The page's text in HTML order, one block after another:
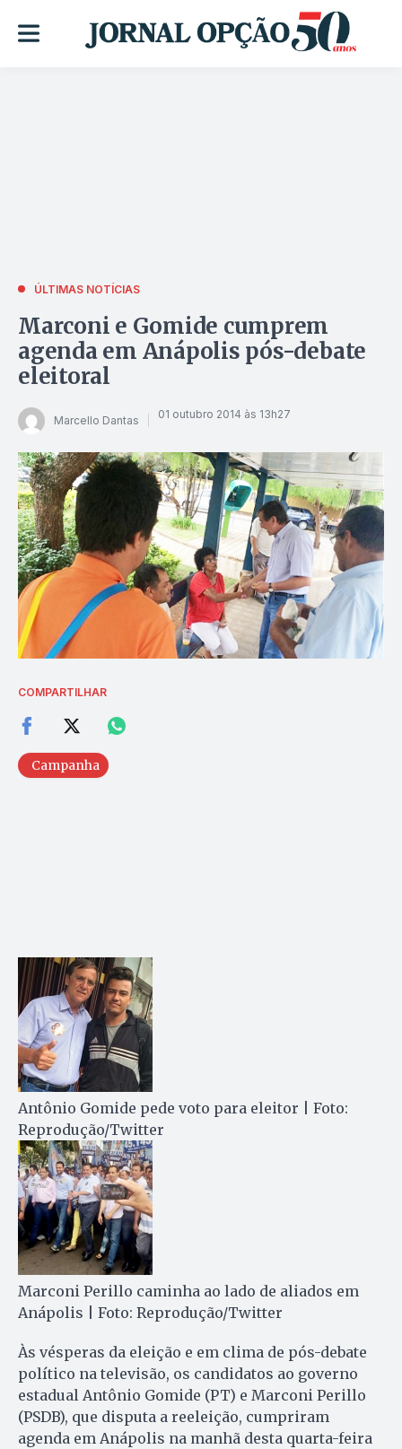
ÚLTIMAS NOTÍCIAS
Marconi e Gomide cumprem
agenda em Anápolis pós-debate
eleitoral
Marcello Dantas 01 outubro 2014 às 13h27
COMPARTILHAR
Campanha
Antônio Gomide pede voto para eleitor | Foto:
Reprodução/Twitter
Marconi Perillo caminha ao lado de aliados em
Anápolis | Foto: Reprodução/Twitter
Às vésperas da eleição e em clima de pós-debate
político na televisão, os candidatos ao governo
estadual Antônio Gomide (PT) e Marconi Perillo
(PSDB), que disputa a reeleição, cumpriram
agenda em Anápolis na manhã desta quarta-feira